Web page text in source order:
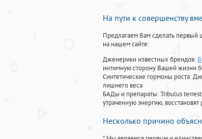
На пути к совершенству
Предлагаем Вам сделать первый
на нашем сайте:
Дженерики известных брендов:
интимную сторону Вашей жизни
Синтетические гормоны роста:
лишнего веса
БАДы и препараты:Tribulus
утраченную энергию,
Несколько причино